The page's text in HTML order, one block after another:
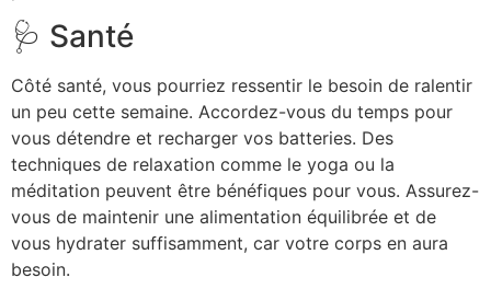
🩺 Santé
Côté santé, vous pourriez ressentir le besoin de ralentir
un peu cette semaine. Accordez-vous du temps pour
vous détendre et recharger vos batteries. Des
techniques de relaxation comme le yoga ou la
méditation peuvent être bénéfiques pour vous. Assurez-
vous de maintenir une alimentation équilibrée et de
vous hydrater suffisamment, car votre corps en aura
besoin.